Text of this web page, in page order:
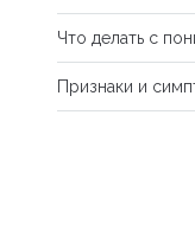
Что делать с
Признаки и